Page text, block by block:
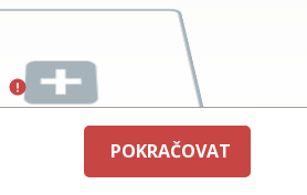
POKRAČOVAT